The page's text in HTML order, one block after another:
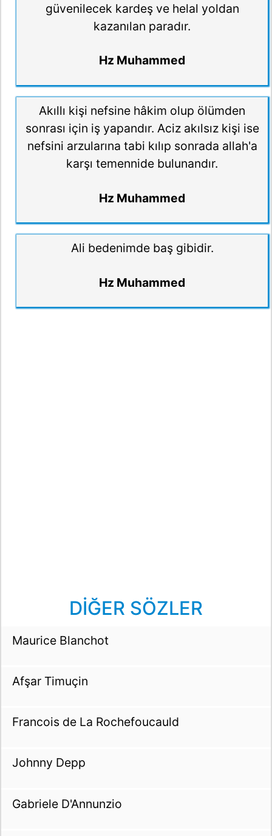
güvenilecek kardeş ve helal yoldan
kazanılan paradır.
Hz Muhammed
Akıllı kişi nefsine hâkim olup ölümden
sonrası için iş yapandır. Aciz akılsız kişi ise
nefsini arzularına tabi kılıp sonrada allah'a
karşı temennide bulunandır.
Hz Muhammed
Ali bedenimde baş gibidir.
Hz Muhammed
DİĞER SÖZLER
Maurice Blanchot
Afşar Timuçin
Francois de La Rochefoucauld
Johnny Depp
Gabriele D'Annunzio